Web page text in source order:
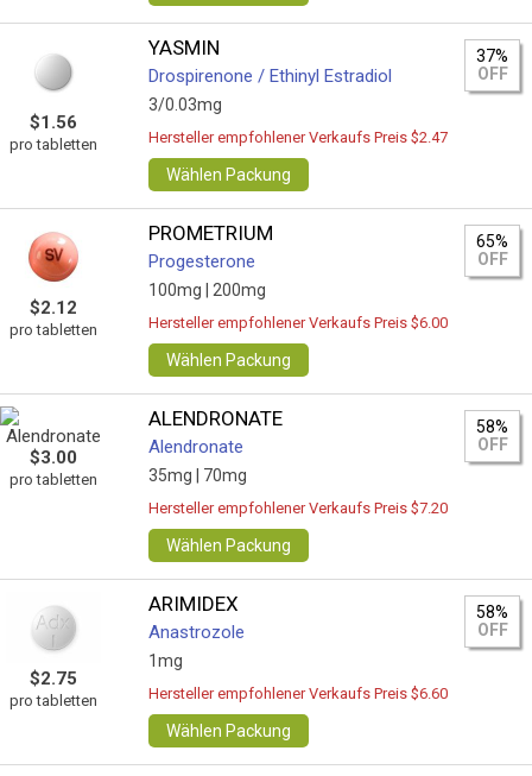
$1.56
pro tabletten
YASMIN
Drospirenone / Ethinyl Estradiol
3/0.03mg
37%
OFF
Hersteller empfohlener Verkaufs Preis $2.47
Wählen Packung
$2.12
pro tabletten
PROMETRIUM
Progesterone
100mg | 200mg
65%
OFF
Hersteller empfohlener Verkaufs Preis $6.00
Wählen Packung
$3.00
pro tabletten
ALENDRONATE
Alendronate
35mg | 70mg
58%
OFF
Hersteller empfohlener Verkaufs Preis $7.20
Wählen Packung
$2.75
pro tabletten
ARIMIDEX
Anastrozole
1mg
58%
OFF
Hersteller empfohlener Verkaufs Preis $6.60
Wählen Packung